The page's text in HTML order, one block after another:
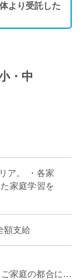
19:30 G家庭
より受託した
・中
ア。 ・各家
家庭学習を
額支給
家庭の都合に合